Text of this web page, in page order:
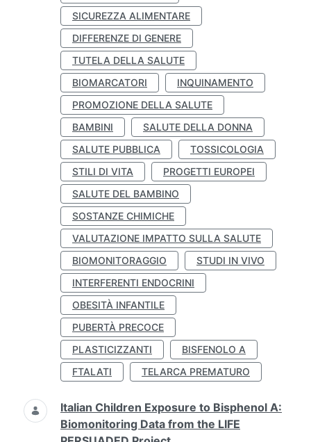
SICUREZZA ALIMENTARE
DIFFERENZE DI GENERE
TUTELA DELLA SALUTE
BIOMARCATORI
INQUINAMENTO
PROMOZIONE DELLA SALUTE
BAMBINI
SALUTE DELLA DONNA
SALUTE PUBBLICA
TOSSICOLOGIA
STILI DI VITA
PROGETTI EUROPEI
SALUTE DEL BAMBINO
SOSTANZE CHIMICHE
VALUTAZIONE IMPATTO SULLA SALUTE
BIOMONITORAGGIO
STUDI IN VIVO
INTERFERENTI ENDOCRINI
OBESITÀ INFANTILE
PUBERTÀ PRECOCE
PLASTICIZZANTI
BISFENOLO A
FTALATI
TELARCA PREMATURO
Italian Children Exposure to Bisphenol A:
Biomonitoring Data from the LIFE